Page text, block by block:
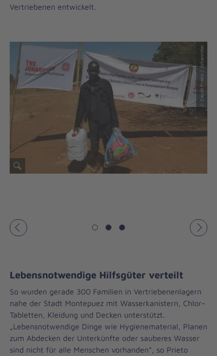
Vertriebenen entwickelt.
© David Prieto / Johanniter
Vorheriges
Lebensnotwendige Hilfsgüter verteilt
So wurden gerade 300 Familien in Vertriebenenlagern
nahe der Stadt Montepuez mit Wasserkanistern, Chlor-
Tabletten, Kleidung und Decken unterstützt.
„Lebensnotwendige Dinge wie Hygienematerial, Planen
zum Abdecken der Unterkünfte oder sauberes Wasser
sind nicht für alle Menschen vorhanden“, so Prieto